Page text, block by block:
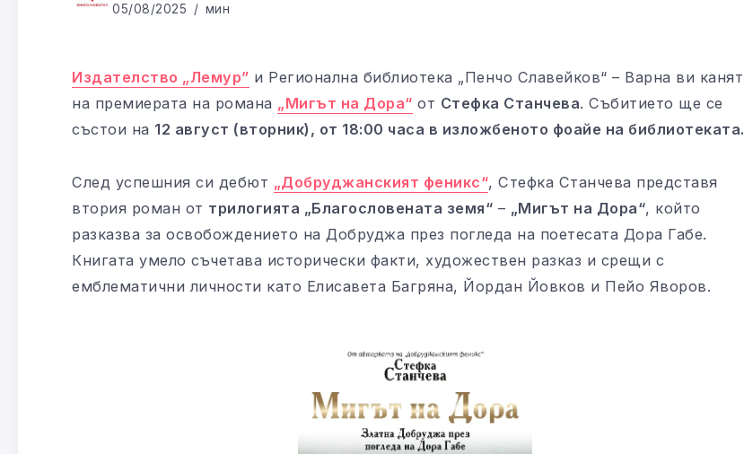
05/08/2025
мин
Издателство „Лемур” и Регионална библиотека „Пенчо Славейков“ – Варна ви канят
на премиерата на романа „Мигът на Дора“ от Стефка Станчева. Събитието ще се
състои на 12 август (вторник), от 18:00 часа в изложбеното фоайе на библиотеката.
След успешния си дебют „Добруджанският феникс“, Стефка Станчева представя
втория роман от трилогията „Благословената земя“ – „Мигът на Дора“, който
разказва за освобождението на Добруджа през погледа на поетесата Дора Габе.
Книгата умело съчетава исторически факти, художествен разказ и срещи с
емблематични личности като Елисавета Багряна, Йордан Йовков и Пейо Яворов.